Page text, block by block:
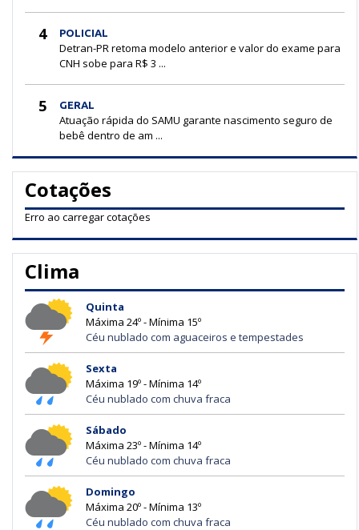
4 POLICIAL
Detran-PR retoma modelo anterior e valor do exame para
CNH sobe para R$ 3 ...
5 GERAL
Atuação rápida do SAMU garante nascimento seguro de
bebê dentro de am ...
Cotações
Erro ao carregar cotações
Clima
Quinta
Máxima 24º - Mínima 15º
Céu nublado com aguaceiros e tempestades
Sexta
Máxima 19º - Mínima 14º
Céu nublado com chuva fraca
Sábado
Máxima 23º - Mínima 14º
Céu nublado com chuva fraca
Domingo
Máxima 20º - Mínima 13º
Céu nublado com chuva fraca